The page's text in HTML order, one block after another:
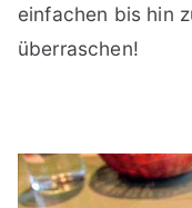
einfachen bis hin
überraschen!